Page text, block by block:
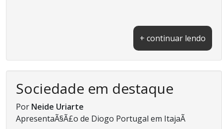
+ continuar lendo
Sociedade em destaque
Por Neide Uriarte
ApresentaÃ§Ã£o de Diogo Portugal em ItajaÃ­